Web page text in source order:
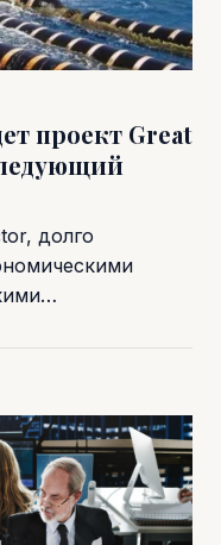
проект Great
долго